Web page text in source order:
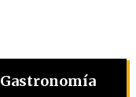
Gastronomía